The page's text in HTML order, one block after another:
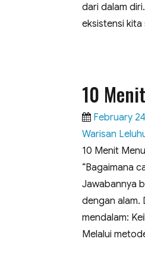
dari dalam
eksistensi kita
10
Posted
on
February
Warisan
10 Menit
“Bagaimana
Jawabannya
dengan alam.
mendalam:
Melalui